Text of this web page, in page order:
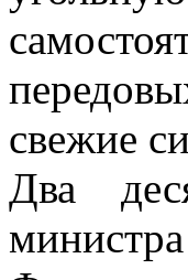
свежие
Два